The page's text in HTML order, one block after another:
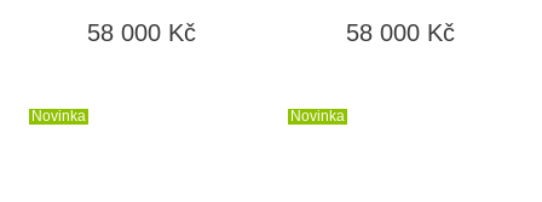
58 000 Kč 58 000 Kč
Novinka Novinka